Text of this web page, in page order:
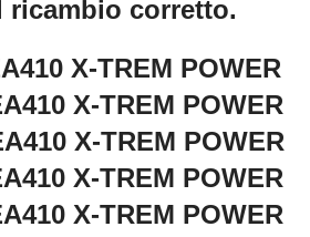
ricambio corretto.
X-TREM POWER
X-TREM POWER
X-TREM POWER
X-TREM POWER
X-TREM POWER